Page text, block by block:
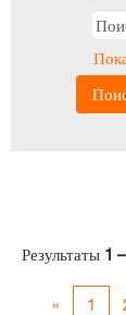
Результаты 1
« 1